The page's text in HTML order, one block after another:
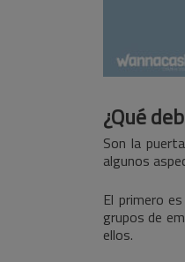
¿Qué
Son la
algunos
El primero
grupos de
ellos.